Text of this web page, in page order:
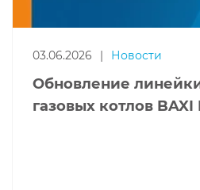
03.06.2026 Новости
Обновление
газовых котлов BAXI